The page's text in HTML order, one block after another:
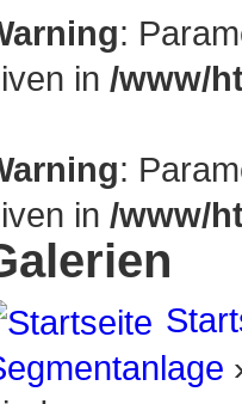
:
in /www/
:
in /www/